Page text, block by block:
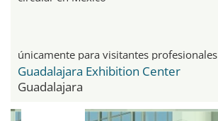
únicamente para visitantes profesionales
Guadalajara Exhibition Center
Guadalajara